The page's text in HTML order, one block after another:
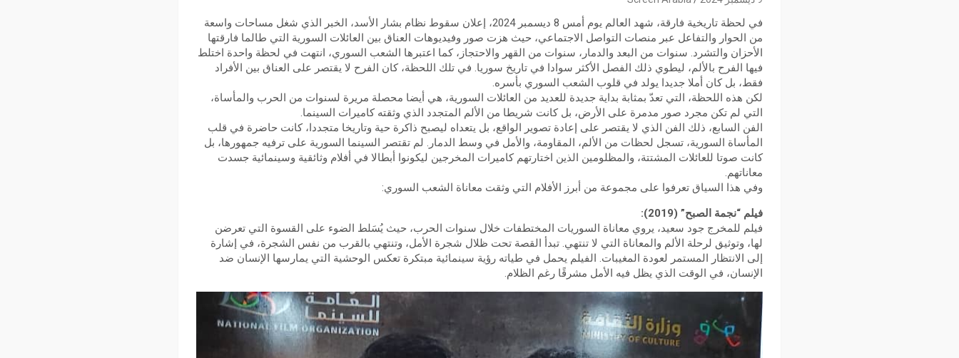
في لحظة تاريخية فارقة، شهد العالم يوم أمس 8 ديسمبر 2024، إعلان سقوط نظام بشار الأسد، الخبر الذي شغل مساحات واسعة
من الحوار والتفاعل عبر منصات التواصل الاجتماعي، حيث هزت صور وفيديوهات العناق بين العائلات السورية التي طالما فارقتها
الأحزان والتشرد. سنوات من البعد والدمار، سنوات من القهر والاحتجاز، كما اعتبرها الشعب السوري، انتهت في لحظة واحدة اختلط
فيها الفرح بالألم، ليطوي ذلك الفصل الأكثر سوادا في تاريخ سوريا. في تلك اللحظة، كان الفرح لا يقتصر على العناق بين الأفراد
فقط، بل كان أملا جديدا يولد في قلوب الشعب السوري بأسره.
لكن هذه اللحظة، التي تعدّ بمثابة بداية جديدة للعديد من العائلات السورية، هي أيضا محصلة مريرة لسنوات من الحرب والمأساة،
التي لم تكن مجرد صور مدمرة على الأرض، بل كانت شريطا من الألم المتجدد الذي وثقته كاميرات السينما.
الفن السابع، ذلك الفن الذي لا يقتصر على إعادة تصوير الواقع، بل يتعداه ليصبح ذاكرة حية وتاريخا متجددا، كانت حاضرة في قلب
المأساة السورية، تسجل لحظات من الألم، المقاومة، والأمل في وسط الدمار. لم تقتصر السينما السورية على ترفيه جمهورها، بل
كانت صوتا للعائلات المشتتة، والمظلومين الذين اختارتهم كاميرات المخرجين ليكونوا أبطالا في أفلام وثائقية وسينمائية جسدت
معاناتهم.
وفي هذا السياق تعرفوا على مجموعة من أبرز الأفلام التي وثقت معاناة الشعب السوري:
فيلم “نجمة الصبح” (2019):
فيلم للمخرج جود سعيد، يروي معاناة السوريات المختطفات خلال سنوات الحرب، حيث يُسَلط الضوء على القسوة التي تعرضن
لها، وتوثيق لرحلة الألم والمعاناة التي لا تنتهي. تبدأ القصة تحت ظلال شجرة الأمل، وتنتهي بالقرب من نفس الشجرة، في إشارة
إلى الانتظار المستمر لعودة المغيبات. الفيلم يحمل في طياته رؤية سينمائية مبتكرة تعكس الوحشية التي يمارسها الإنسان ضد
الإنسان، في الوقت الذي يظل فيه الأمل مشرقًا رغم الظلام.